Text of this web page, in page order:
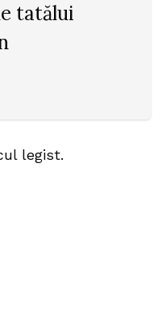
tatălui
legist.